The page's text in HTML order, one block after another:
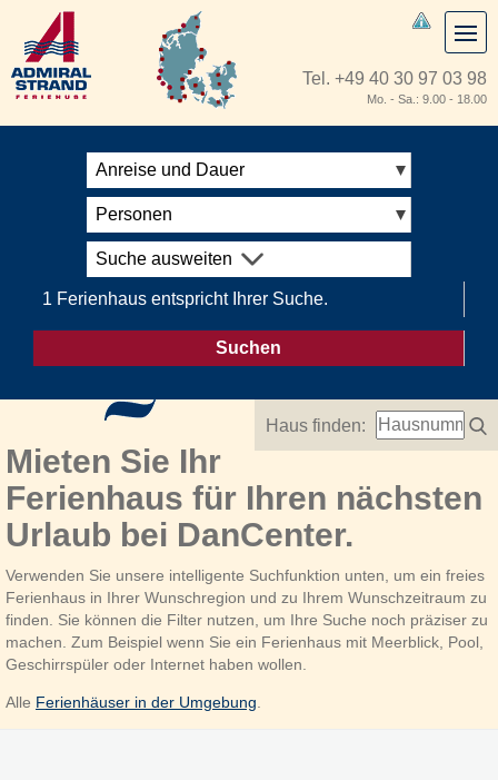
Tel. +49 40 30 97 03 98
Mo. - Sa.: 9.00 - 18.00
Anreise und Dauer
Personen
Suche ausweiten
1 Ferienhaus entspricht Ihrer Suche.
Suchen
Haus finden:
Mieten Sie Ihr
Ferienhaus für Ihren nächsten
Urlaub bei DanCenter.
Verwenden Sie unsere intelligente Suchfunktion unten, um ein freies
Ferienhaus in Ihrer Wunschregion und zu Ihrem Wunschzeitraum zu
finden. Sie können die Filter nutzen, um Ihre Suche noch präziser zu
machen. Zum Beispiel wenn Sie ein Ferienhaus mit Meerblick, Pool,
Geschirrspüler oder Internet haben wollen.
Alle Ferienhäuser in der Umgebung